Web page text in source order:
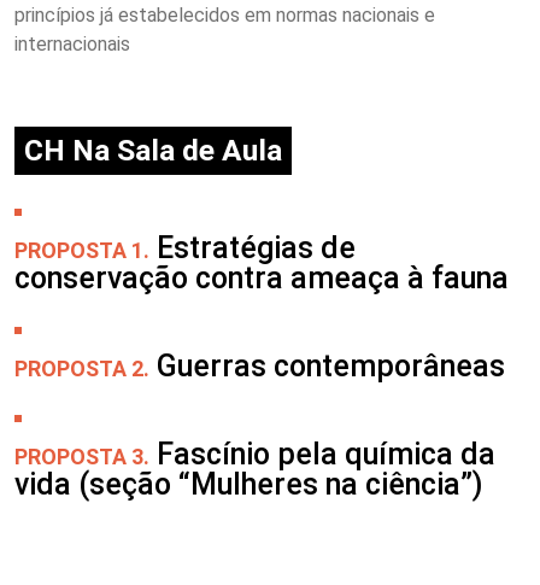
princípios já estabelecidos em normas nacionais e
internacionais
CH Na Sala de Aula
PROPOSTA 1. Estratégias de
conservação contra ameaça à fauna
PROPOSTA 2. Guerras contemporâneas
PROPOSTA 3. Fascínio pela química da
vida (seção “Mulheres na ciência”)